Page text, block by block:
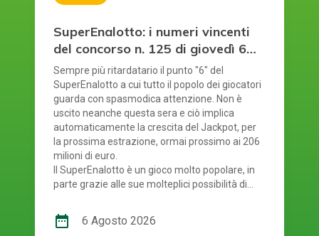
SuperEnalotto: i numeri vincenti
del concorso n. 125 di giovedì 6
agosto 2026
Sempre più ritardatario il punto "6" del
SuperEnalotto a cui tutto il popolo dei giocatori
guarda con spasmodica attenzione. Non è
uscito neanche questa sera e ciò implica
automaticamente la crescita del Jackpot, per
la prossima estrazione, ormai prossimo ai 206
milioni di euro.
Il SuperEnalotto è un gioco molto popolare, in
parte grazie alle sue molteplici possibilità di
estrazione bisogna verificare diversi risultati.
Per gestire tutto facilmente e rapidamente,
date_range 6 Agosto 2026